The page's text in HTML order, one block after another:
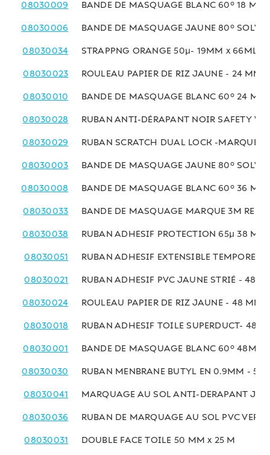
08030009 BANDE DE MASQUAGE BLANC 60° 18 MM
08030006 BANDE DE MASQUAGE JAUNE 80°
08030034 STRAPPNG ORANGE 50µ- 19MM x 66ML
08030023 ROULEAU PAPIER DE RIZ JAUNE - 24 MM
08030010 BANDE DE MASQUAGE BLANC 60° 24
08030028 RUBAN ANTI-DÉRAPANT NOIR SAFETY
08030029 RUBAN SCRATCH DUAL LOCK -MARQUE
08030003 BANDE DE MASQUAGE JAUNE 80°
08030008 BANDE DE MASQUAGE BLANC 60° 36
08030033 BANDE DE MASQUAGE MARQUE 3M REF
08030038 RUBAN ADHESIF PROTECTION 65µ 38
08030051 RUBAN ADHESIF EXTENSIBLE TEMPOREL
08030021 RUBAN ADHESIF PVC JAUNE STRIÉ -
08030024 ROULEAU PAPIER DE RIZ JAUNE - 48 MM
08030018 RUBAN ADHESIF TOILE SUPERDUCT-
08030001 BANDE DE MASQUAGE BLANC 60° 48MM
08030030 RUBAN MENBRANE BUTYL EN 0.9MM -
08030041 MARQUAGE AU SOL ANTI-DERAPANT
08030036 RUBAN DE MARQUAGE AU SOL PVC
08030031 DOUBLE FACE TOILE 50 MM x 25 M